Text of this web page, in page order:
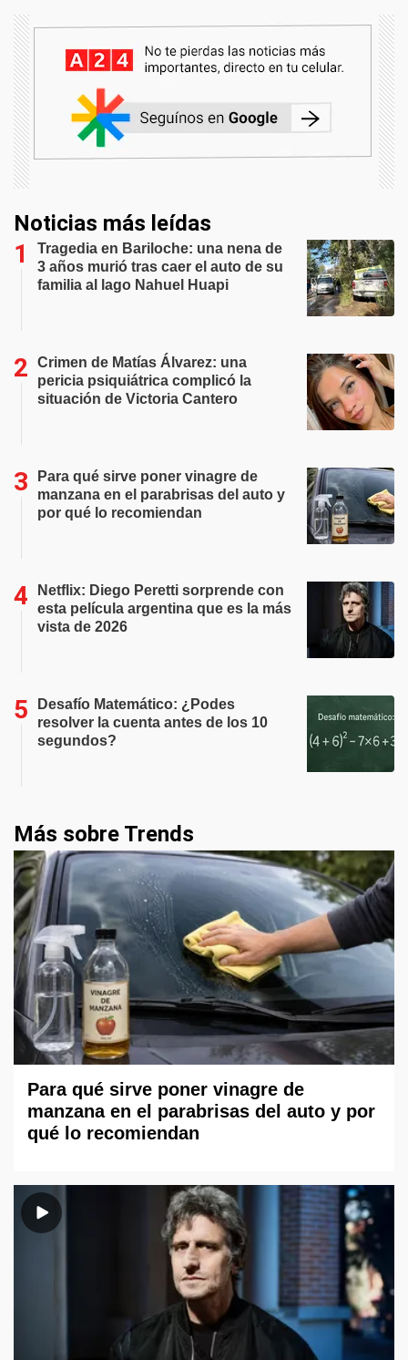
Noticias más leídas
Tragedia en Bariloche: una nena de
3 años murió tras caer el auto de su
familia al lago Nahuel Huapi
Crimen de Matías Álvarez: una
pericia psiquiátrica complicó la
situación de Victoria Cantero
Para qué sirve poner vinagre de
manzana en el parabrisas del auto y
por qué lo recomiendan
Netflix: Diego Peretti sorprende con
esta película argentina que es la más
vista de 2026
Desafío Matemático: ¿Podes
resolver la cuenta antes de los 10
segundos?
Más sobre Trends
Para qué sirve poner vinagre de
manzana en el parabrisas del auto y por
qué lo recomiendan